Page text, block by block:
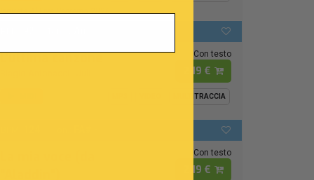
L'ultima canzone Con testo
2,19 €
MULTITRACCIA
Con testo
2,19 €